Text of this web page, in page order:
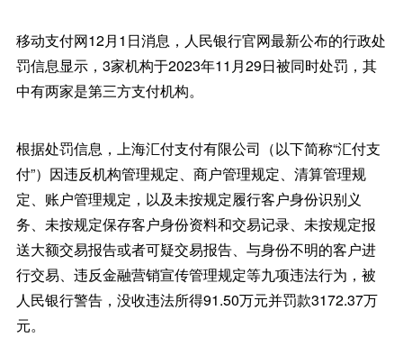
移动支付网12月1日消息，人民银行官网最新公布的行政处
罚信息显示，3家机构于2023年11月29日被同时处罚，其
中有两家是第三方支付机构。
根据处罚信息，上海汇付支付有限公司（以下简称“汇付支
付”）因违反机构管理规定、商户管理规定、清算管理规
定、账户管理规定，以及未按规定履行客户身份识别义
务、未按规定保存客户身份资料和交易记录、未按规定报
送大额交易报告或者可疑交易报告、与身份不明的客户进
行交易、违反金融营销宣传管理规定等九项违法行为，被
人民银行警告，没收违法所得91.50万元并罚款3172.37万
元。